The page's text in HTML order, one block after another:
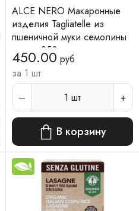
ALCE NERO Макаронные
изделия Tagliatelle из
пшеничной муки семолины
дурум 250 г
450.00 руб
за 1 шт
1 шт
В корзину